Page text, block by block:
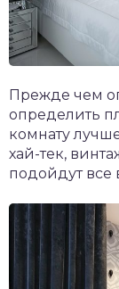
Прежде чем
определить
комнату
хай-тек,
подойдут